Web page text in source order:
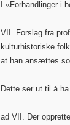
I «Forhandlinger i
VII. Forslag fra
kulturhistoriske
at han ansættes
Dette ser ut til å
ad VII. Der